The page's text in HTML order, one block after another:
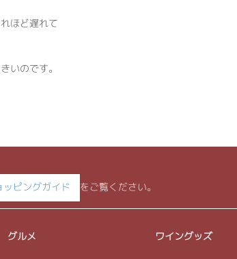
ほど遅れて
いのです。
ッピングガイド をご覧ください。
グルメ ワイングッズ